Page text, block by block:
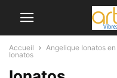
Accueil
Angelique Ionatos
Ionatos